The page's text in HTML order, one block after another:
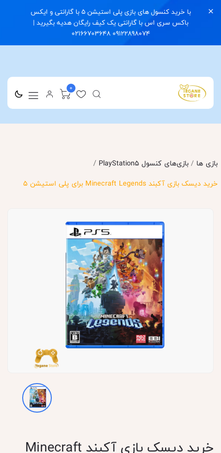
با خرید کنسول های بازی پلی استیشن 5 با گارانتی و ایکس
باکس سری اس با گارانتی یک کیف رایگان هدیه بگیرید |
09122898074 02166703648
0
بازی ها / بازی‌های کنسول PlayStation5 /
خرید دیسک بازی آکبند Minecraft Legends برای پلی استیشن 5
خرید دیسک بازی آکبند Minecraft